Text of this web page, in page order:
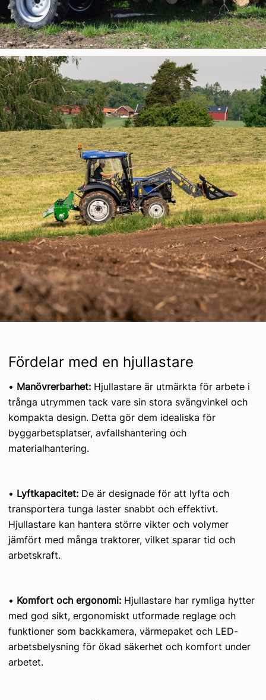
Fördelar med en hjullastare
• Manövrerbarhet: Hjullastare är utmärkta för arbete i
trånga utrymmen tack vare sin stora svängvinkel och
kompakta design. Detta gör dem idealiska för
byggarbetsplatser, avfallshantering och
materialhantering.
• Lyftkapacitet: De är designade för att lyfta och
transportera tunga laster snabbt och effektivt.
Hjullastare kan hantera större vikter och volymer
jämfört med många traktorer, vilket sparar tid och
arbetskraft.
• Komfort och ergonomi: Hjullastare har rymliga hytter
med god sikt, ergonomiskt utformade reglage och
funktioner som backkamera, värmepaket och LED-
arbetsbelysning för ökad säkerhet och komfort under
arbetet.